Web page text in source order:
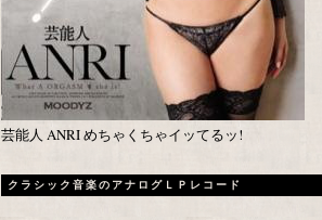
芸能人 ANRI めちゃくちゃイッてるッ!
クラシック音楽のアナログＬＰレコード